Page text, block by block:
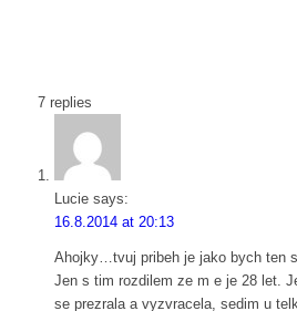
7 replies
Lucie says:
16.8.2014 at 20:13
Ahojky…tvuj pribeh je jako bych ten
Jen s tim rozdilem ze m e je 28 let.
se prezrala a vyzvracela, sedim u